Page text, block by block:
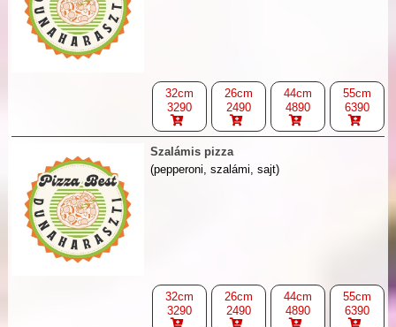
32cm
3290
26cm
2490
44cm
4890
55cm
6390
Szalámis pizza
(pepperoni, szalámi, sajt)
32cm
3290
26cm
2490
44cm
4890
55cm
6390